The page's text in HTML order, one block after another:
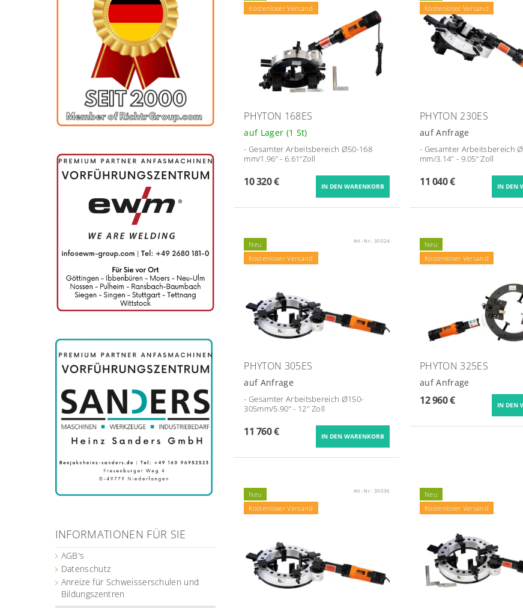
INFORMATIONEN FÜR SIE
AGB's
Datenschutz
Anreize für Schweisserschulen und
Bildungszentren
Kostenloser Versand
PHYTON 168ES
auf Lager (1 St)
-Gesamter Arbeitsbereich Ø50-168
mm/1.96“ - 6.61“Zoll
10 320 €
Kostenloser Versand
PHYTON 230ES
auf Anfrage
- Gesamter Arbeitsbereich Ø
mm/3.14" - 9.05“Zoll
11 040 €
Neu
Kostenloser Versand
Art.-Nr.: 30024
PHYTON 305ES
auf Anfrage
- Gesamter Arbeitsbereich Ø150-
305mm/5.90“ - 12" Zoll
11 760 €
Neu
Kostenloser Versand
PHYTON 325ES
auf Anfrage
12 960 €
Neu
Kostenloser Versand
Art.-Nr.: 30036
Neu
Kostenloser Versand